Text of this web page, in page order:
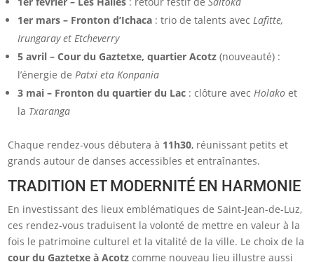
1er mars – Fronton d’Ichaca : trio de talents avec Lafitte,
Irungaray et Etcheverry
5 avril – Cour du Gaztetxe, quartier Acotz (nouveauté) :
l’énergie de Patxi eta Konpania
3 mai – Fronton du quartier du Lac : clôture avec Holako et
la Txaranga
Chaque rendez-vous débutera à 11h30, réunissant petits et
grands autour de danses accessibles et entraînantes.
TRADITION ET MODERNITÉ EN HARMONIE
En investissant des lieux emblématiques de Saint-Jean-de-Luz,
ces rendez-vous traduisent la volonté de mettre en valeur à la
fois le patrimoine culturel et la vitalité de la ville. Le choix de la
cour du Gaztetxe à Acotz comme nouveau lieu illustre aussi